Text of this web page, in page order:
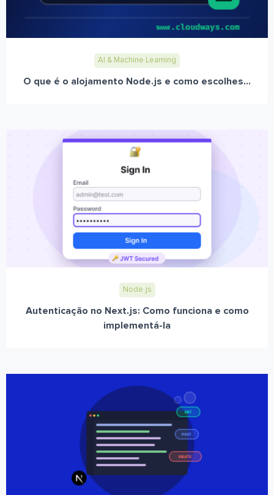
AI & Machine Learning
O que é o alojamento Node.js e como escolhes...
Node.js
Autenticação no Next.js: Como funciona e como
implementá-la